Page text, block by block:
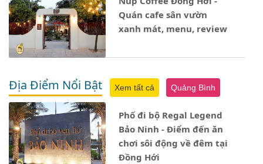
Quán cafe sân vườn
xanh mát, menu, review
Địa Điểm Nổi Bật Xem tất cả Quảng Bình
Phố đi bộ Regal Legend
Bảo Ninh - Điểm đến ăn
chơi sôi động về đêm tại
Đồng Hới